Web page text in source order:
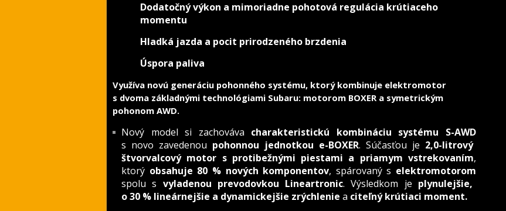
Dodatočný výkon a mimoriadne pohotová regulácia krútiaceho
momentu
Hladká jazda a pocit prirodzeného brzdenia
Úspora paliva
Využíva novú generáciu pohonného systému, ktorý kombinuje elektromotor
s dvoma základnými technológiami Subaru: motorom BOXER a symetrickým
pohonom AWD.
Nový model si zachováva charakteristickú kombináciu systému S-AWD
s novo zavedenou pohonnou jednotkou e-BOXER. Súčasťou je 2,0-litrový
štvorvalcový motor s protibežnými piestami a priamym vstrekovaním,
ktorý obsahuje 80 % nových komponentov, spárovaný s elektromotorom
spolu s vyladenou prevodovkou Lineartronic. Výsledkom je plynulejšie,
o 30 % lineárnejšie a dynamickejšie zrýchlenie a citeľný krútiaci moment.